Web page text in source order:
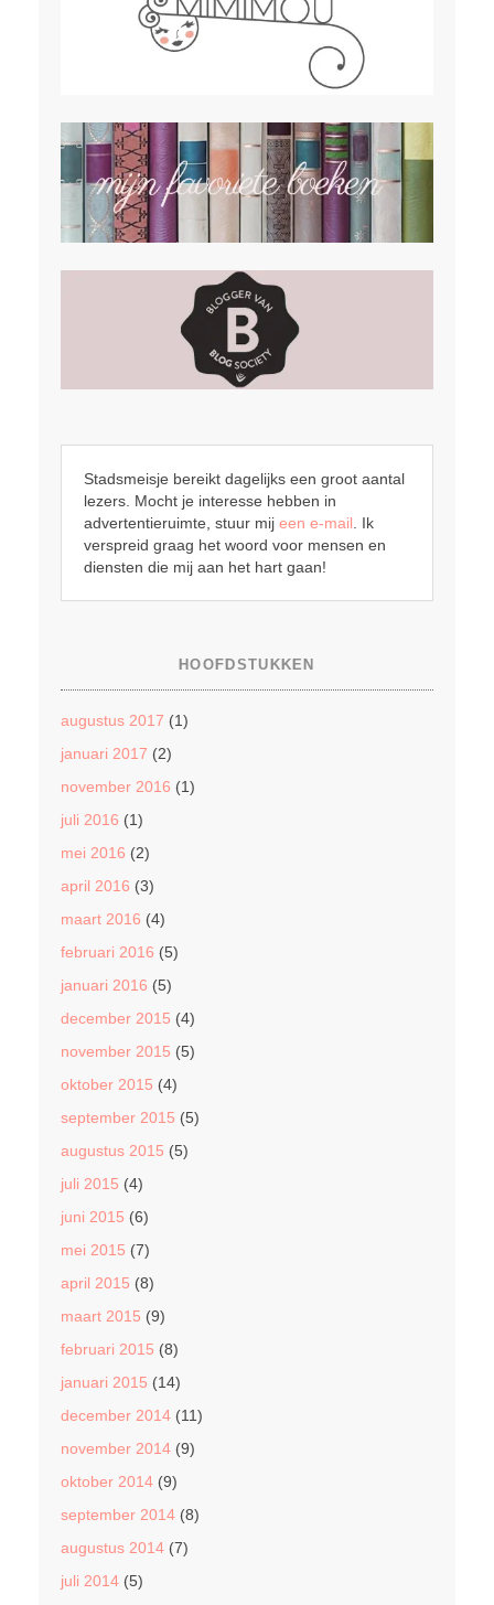
Stadsmeisje bereikt dagelijks een groot aantal
lezers. Mocht je interesse hebben in
advertentieruimte, stuur mij een e-mail. Ik
verspreid graag het woord voor mensen en
diensten die mij aan het hart gaan!
HOOFDSTUKKEN
augustus 2017 (1)
januari 2017 (2)
november 2016 (1)
juli 2016 (1)
mei 2016 (2)
april 2016 (3)
maart 2016 (4)
februari 2016 (5)
januari 2016 (5)
december 2015 (4)
november 2015 (5)
oktober 2015 (4)
september 2015 (5)
augustus 2015 (5)
juli 2015 (4)
juni 2015 (6)
mei 2015 (7)
april 2015 (8)
maart 2015 (9)
februari 2015 (8)
januari 2015 (14)
december 2014(11)
november 2014(9)
oktober 2014(9)
september 2014(8)
augustus 2014(7)
juli 2014(5)